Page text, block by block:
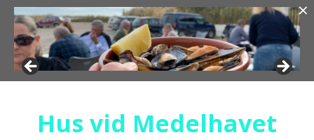
Hoppa
innehåll
Hus vid Medelhavet
×